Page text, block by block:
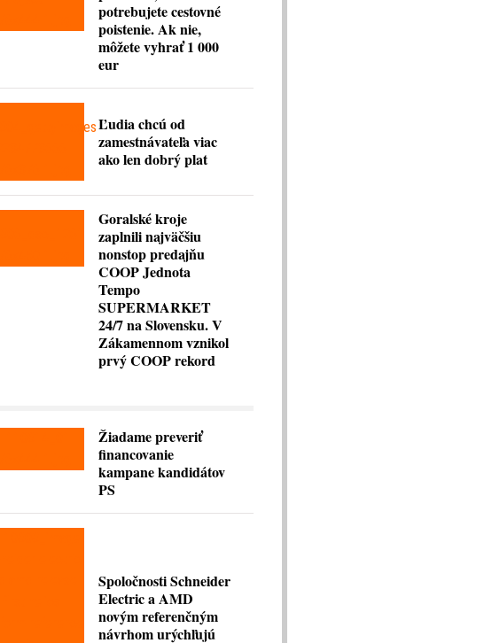
potrebujete cestovné
poistenie. Ak nie,
môžete vyhrať 1 000
eur
Ľudia chcú od
zamestnávateľa viac
ako len dobrý plat
Goralské kroje
zaplnili najväčšiu
nonstop predajňu
COOP Jednota
Tempo
SUPERMARKET
24/7 na Slovensku. V
Zákamennom vznikol
prvý COOP rekord
Žiadame preveriť
financovanie
kampane kandidátov
PS
Spoločnosti Schneider
Electric a AMD
novým referenčným
návrhom urýchľujú